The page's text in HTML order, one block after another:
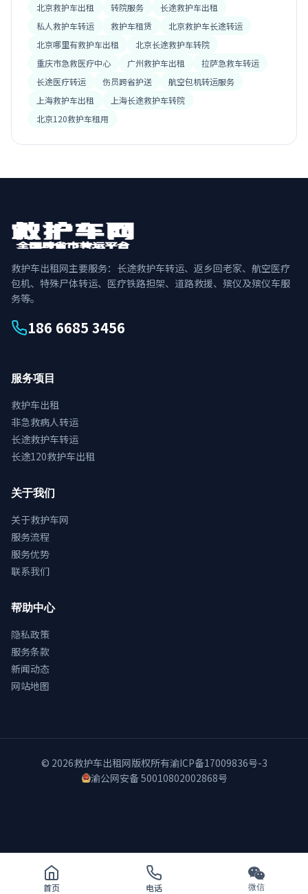
北京救护车出租
转院服务
长途救护车出租
私人救护车转运
救护车租赁
北京救护车长途转运
北京哪里有救护车出租
北京长途救护车转院
重庆市急救医疗中心
广州救护车出租
拉萨急救车转运
长途医疗转运
伤员跨省护送
航空包机转运服务
上海救护车出租
上海长途救护车转院
北京120救护车租用
救护车出租网主要服务：长途救护车转运、返乡回老家、航空医疗
包机、特殊尸体转运、医疗铁路担架、道路救援、殡仪及殡仪车服
务等。
186 6685 3456
服务项目
救护车出租
非急救病人转运
长途救护车转运
长途120救护车出租
关于我们
关于救护车网
服务流程
服务优势
联系我们
帮助中心
隐私政策
服务条款
新闻动态
网站地图
© 2026救护车出租网版权所有渝ICP备17009836号-3
渝公网安备 50010802002868号
首页 电话 微信